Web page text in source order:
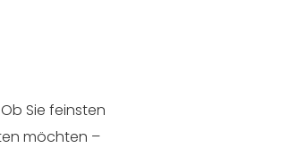
Sie feinsten
möchten –